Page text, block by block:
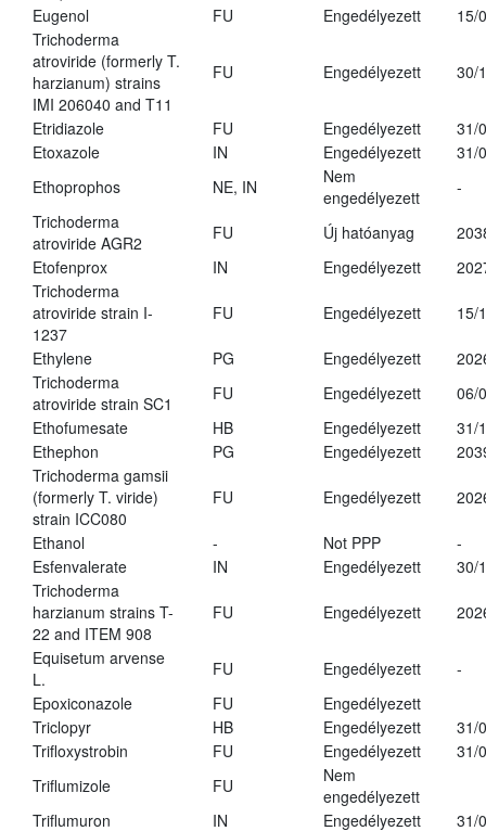
Eugenol
FU Engedélyezett
15/
Trichoderma
atroviride (formerly T.
harzianum) strains
IMI 206040 and T11
FU Engedélyezett 30/
Etridiazole FU Engedélyezett
31/
Etoxazole
IN Engedélyezett
31/
Ethoprophos
NE, IN
Nem
engedélyezett
-
Trichoderma
atroviride AGR2
FU Új hatóanyag
Etofenprox
IN Engedélyezett
Trichoderma
atroviride strain I-
1237
FU Engedélyezett 15/
Ethylene PG Engedélyezett
Trichoderma
atroviride strain SC1
FU Engedélyezett
06/
Ethofumesate
HB Engedélyezett
31/
Ethephon
PG Engedélyezett
Trichoderma gamsii
(formerly T. viride)
strain ICC080
FU Engedélyezett
Ethanol - Not PPP
-
Esfenvalerate
IN Engedélyezett
30/
Trichoderma
harzianum strains T-
22 and ITEM 908
FU Engedélyezett
Equisetum arvense
L.
FU Engedélyezett
-
Epoxiconazole
FU
Engedélyezett
Triclopyr
HB Engedélyezett
31/
Trifloxystrobin
FU Engedélyezett
31/
Triflumizole
FU
Nem
engedélyezett
Triflumuron
IN Engedélyezett
31/